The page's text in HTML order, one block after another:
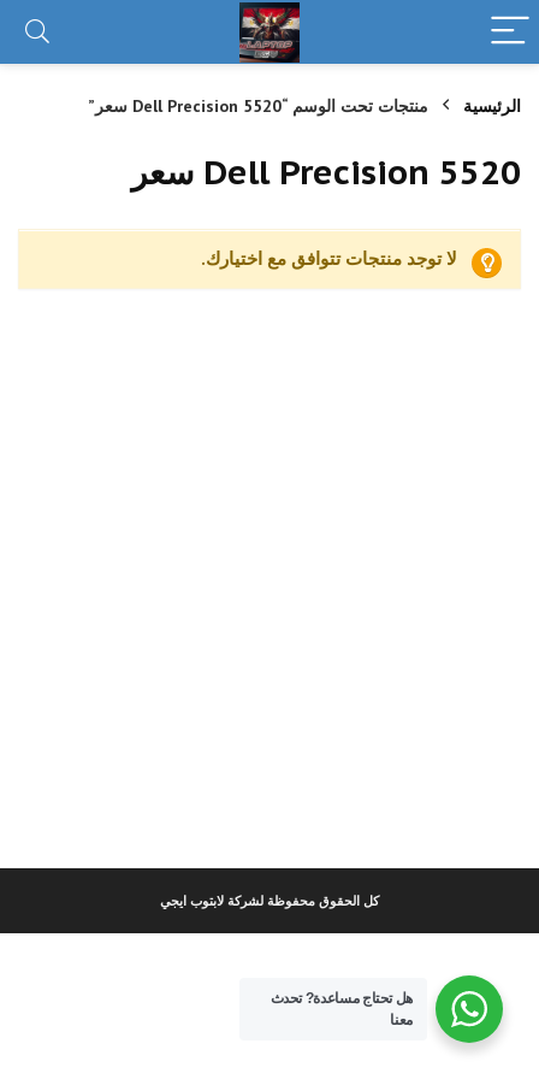
الرئيسية منتجات تحت الوسم “Dell Precision 5520 سعر”
Dell Precision 5520 سعر
لا توجد منتجات تتوافق مع اختيارك.
كل الحقوق محفوظة لشركة لابتوب ايجي
هل تحتاج مساعدة?تحدث
معنا